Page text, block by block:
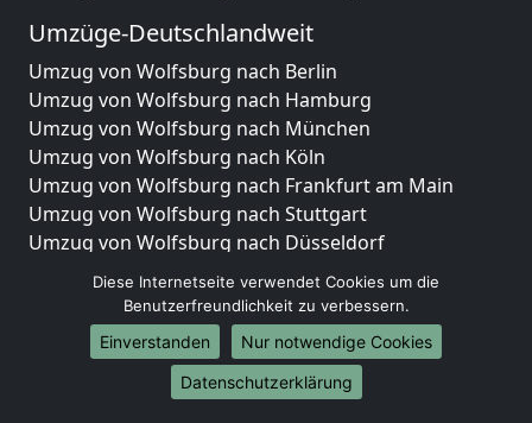
Umzüge-Deutschlandweit
Umzug von Wolfsburg nach Berlin
Umzug von Wolfsburg nach Hamburg
Umzug von Wolfsburg nach München
Umzug von Wolfsburg nach Köln
Umzug von Wolfsburg nach Frankfurt am Main
Umzug von Wolfsburg nach Stuttgart
Umzug von Wolfsburg nach Düsseldorf
Umzug von Wolfsburg nach Leipzig
Umzug von Wolfsburg nach Dortmund
Umzug von Wolfsburg nach Essen
Umzug von Wolfsburg nach Bremen
Umzug von Wolfsburg nach Dresden
Diese Internetseite verwendet Cookies um die
Benutzerfreundlichkeit zu verbessern.
Einverstanden
Nur notwendige Cookies
Datenschutzerklärung